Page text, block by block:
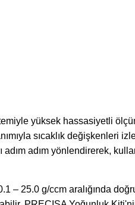
yüksek hassasiyetli
sıcaklık değişkenleri
adım yönlendirerek,
– 25.0 g/ccm aralığında